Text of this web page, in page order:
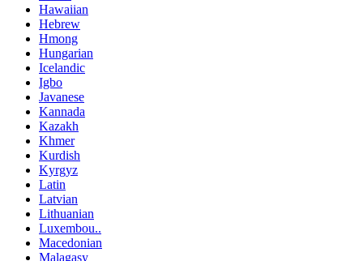
Hawaiian
Hebrew
Hmong
Hungarian
Icelandic
Igbo
Javanese
Kannada
Kazakh
Khmer
Kurdish
Kyrgyz
Latin
Latvian
Lithuanian
Luxembou..
Macedonian
Malagasy